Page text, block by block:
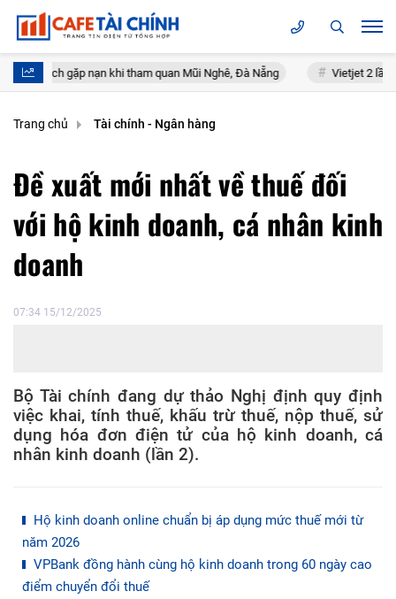
nạn khi tham quan Mũi Nghê, Đà Nẵng Vietjet 2 lần được vinh
Trang chủ Tài chính - Ngân hàng
Đề xuất mới nhất về thuế đối
với hộ kinh doanh, cá nhân kinh
doanh
07:34 15/12/2025
Bộ Tài chính đang dự thảo Nghị định quy định
việc khai, tính thuế, khấu trừ thuế, nộp thuế, sử
dụng hóa đơn điện tử của hộ kinh doanh, cá
nhân kinh doanh (lần 2).
Hộ kinh doanh online chuẩn bị áp dụng mức thuế mới từ
năm 2026
VPBank đồng hành cùng hộ kinh doanh trong 60 ngày cao
điểm chuyển đổi thuế